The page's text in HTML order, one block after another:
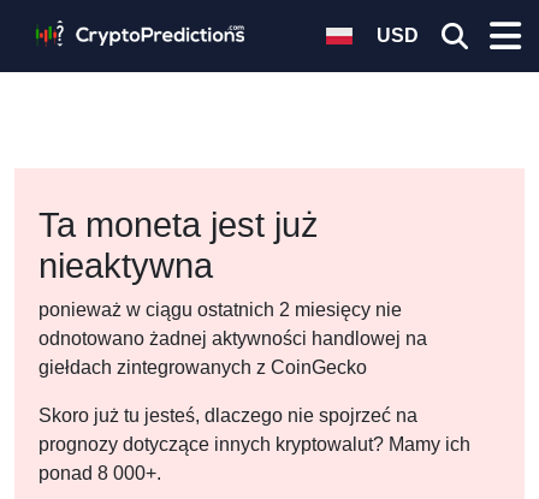
USD
Ta moneta jest już
nieaktywna
ponieważ w ciągu ostatnich 2 miesięcy nie
odnotowano żadnej aktywności handlowej na
giełdach zintegrowanych z CoinGecko
Skoro już tu jesteś, dlaczego nie spojrzeć na
prognozy dotyczące innych kryptowalut? Mamy ich
ponad 8 000+.